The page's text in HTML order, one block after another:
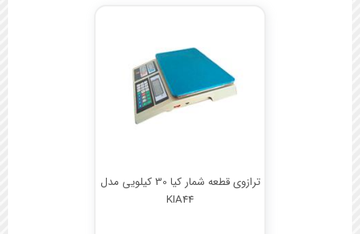
ترازوی قطعه شمار کیا 30 کیلویی مدل
KIA44